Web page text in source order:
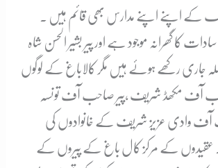
کے اپنے اپنے مدارس بھی قائم ہیں ۔
کا گھرانہ موجود ہے اور پیر بشیر الحسن شاہ
جاری رکھے ہوئے ہیں مگر کالاباغ کے لوگوں
آف مکھڈ شریف ،پیر صاحب آف تونسہ
آف وادی عزیز شریف کے خانوادوں کی
کے مرکز کال باغ کے پیروں کے